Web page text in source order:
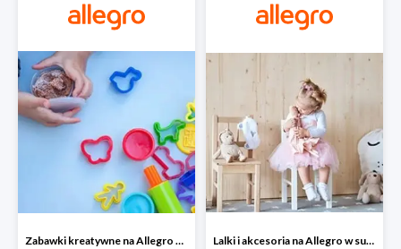
Zabawki kreatywne na Allegro w super cenach od 5 zł Lalki i akcesoria na Allegro w super cenach od 10 zł